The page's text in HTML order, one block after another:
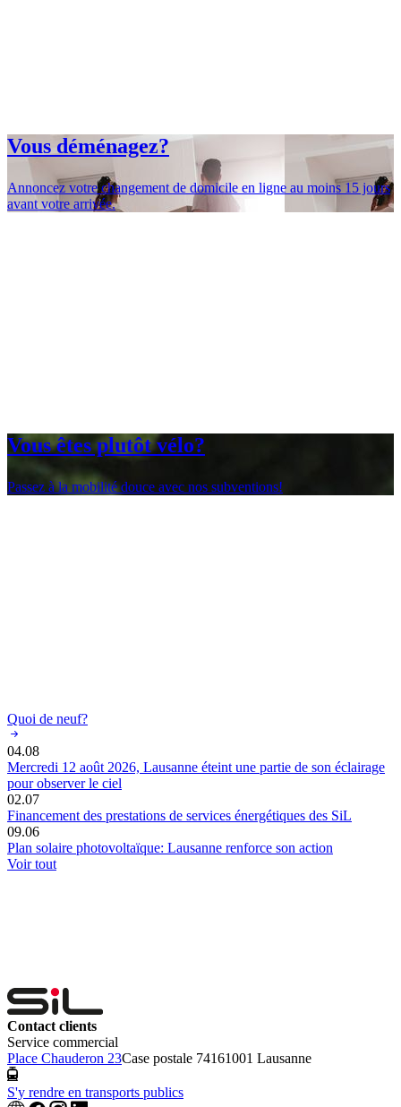
Vous déménagez?
Annoncez votre changement de domicile en ligne au moins 15 jours
avant votre arrivée.
Vous êtes plutôt vélo?
Passez à la mobilité douce avec nos subventions!
Quoi de neuf?
04.08
Mercredi 12 août 2026, Lausanne éteint une partie de son éclairage
pour observer le ciel
02.07
Financement des prestations de services énergétiques des SiL
09.06
Plan solaire photovoltaïque: Lausanne renforce son action
Voir tout
Contact clients
Service commercial
Place Chauderon 23Case postale 74161001 Lausanne
S'y rendre en transports publics